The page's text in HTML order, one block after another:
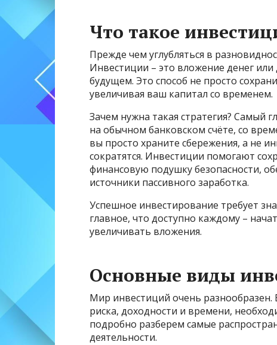
Что такое
Прежде чем углубляться в
Инвестиции – это вложение денег
будущем. Это способ не просто
увеличивая ваш капитал со временем.
Зачем нужна такая стратегия? Самый
на обычном банковском счёте, со
вы просто храните сбережения, а не
сократятся. Инвестиции помогают
финансовую подушку безопасности,
источники пассивного заработка.
Успешное инвестирование требует
главное, что доступно каждому –
увеличивать вложения.
Основные виды
Мир инвестиций очень разнообразен.
риска, доходности и времени,
подробно разберем самые
деятельности.